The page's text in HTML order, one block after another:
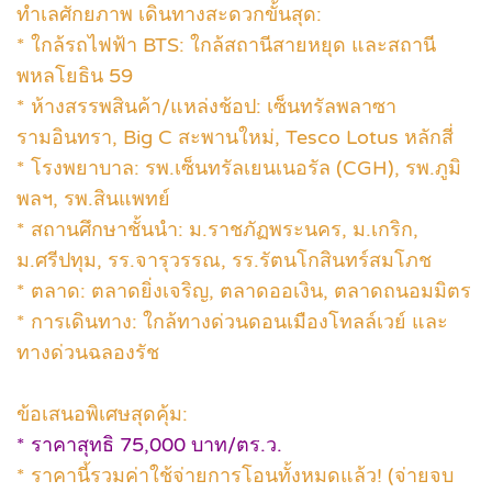
ทำเลศักยภาพ เดินทางสะดวกขั้นสุด:
* ใกล้รถไฟฟ้า BTS: ใกล้สถานีสายหยุด และสถานี
พหลโยธิน 59
* ห้างสรรพสินค้า/แหล่งช้อป: เซ็นทรัลพลาซา
รามอินทรา, Big C สะพานใหม่, Tesco Lotus หลักสี่
* โรงพยาบาล: รพ.เซ็นทรัลเยนเนอรัล (CGH), รพ.ภูมิ
พลฯ, รพ.สินแพทย์
* สถานศึกษาชั้นนำ: ม.ราชภัฏพระนคร, ม.เกริก,
ม.ศรีปทุม, รร.จารุวรรณ, รร.รัตนโกสินทร์สมโภช
* ตลาด: ตลาดยิ่งเจริญ, ตลาดออเงิน, ตลาดถนอมมิตร
* การเดินทาง: ใกล้ทางด่วนดอนเมืองโทลล์เวย์ และ
ทางด่วนฉลองรัช
ข้อเสนอพิเศษสุดคุ้ม:
* ราคาสุทธิ 75,000 บาท/ตร.ว.
* ราคานี้รวมค่าใช้จ่ายการโอนทั้งหมดแล้ว! (จ่ายจบ